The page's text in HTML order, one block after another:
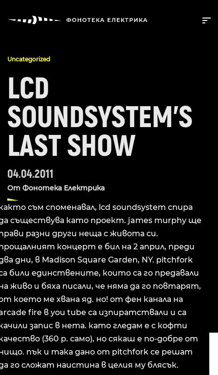
Uncategorized
LCD
SOUNDSYSTEM’S
LAST SHOW
04.04.2011
От Фонотека Електрика
съм споменавал, lcd soundsystem спира
съществува като проект. james murphy ще
разни други неща с живота си.
концерт е бил на 2 април, преди
дни, в Madison Square Garden, NY. pitchfork
били единствените, които са го предавали
живо и бяха писали, че няма да го повтарят,
което ме хвана яд. но! от фен канала на
fire в you tube са изпиратствали и са
запис в нета. като гледам е с кофти
(360 p. само), но сякаш е по-добре от
пък и така дано от pitchfork се решат
го сложат наистина в целия му блясък.